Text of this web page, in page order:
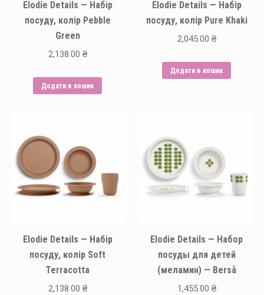
Elodie Details — Набір
посуду, колір Pebble
Green
2,138.00 ₴
Додати в кошик
Elodie Details — Набір
посуду, колір Pure Khaki
2,045.00 ₴
Додати в кошик
Elodie Details — Набір
посуду, колір Soft
Terracotta
2,138.00 ₴
Elodie Details — Набор
посуды для детей
(меламин) — Berså
1,455.00 ₴